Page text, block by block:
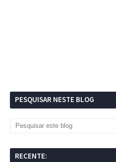
PESQUISAR NESTE BLOG
RECENTE: